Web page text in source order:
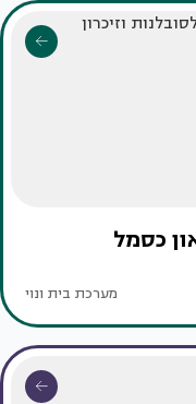
כסמל
מערכת בית ונוי